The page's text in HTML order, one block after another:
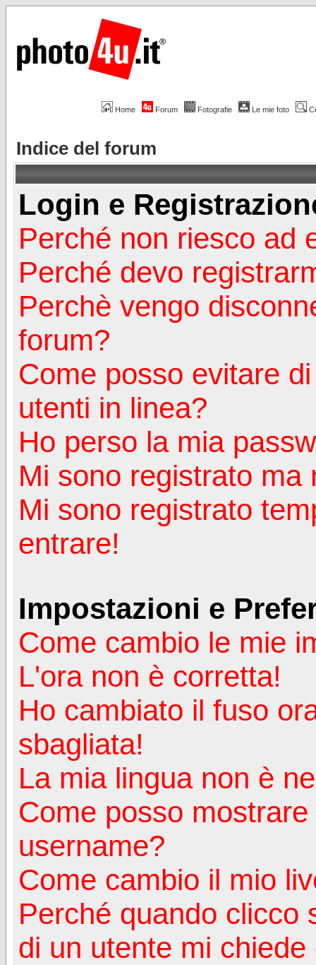
Home Forum Fotografie Le mie foto
Indice del forum
Login e
Perché non riesco ad
Perché devo
Perchè vengo
forum?
Come posso evitare
utenti in linea?
Ho perso la mia
Mi sono registrato ma
Mi sono registrato
entrare!
Impostazioni e
Come cambio le mie
L'ora non è corretta!
Ho cambiato il fuso
sbagliata!
La mia lingua non è
Come posso
username?
Come cambio il mio
Perché quando clicco
di un utente mi